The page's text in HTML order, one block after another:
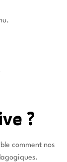
?
comment nos